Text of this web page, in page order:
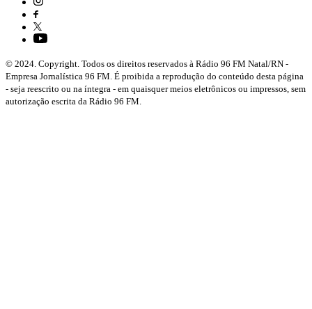
© 2024. Copyright. Todos os direitos reservados à Rádio 96 FM Natal/RN -
Empresa Jornalística 96 FM. É proibida a reprodução do conteúdo desta página
- seja reescrito ou na íntegra - em quaisquer meios eletrônicos ou impressos, sem
autorização escrita da Rádio 96 FM.